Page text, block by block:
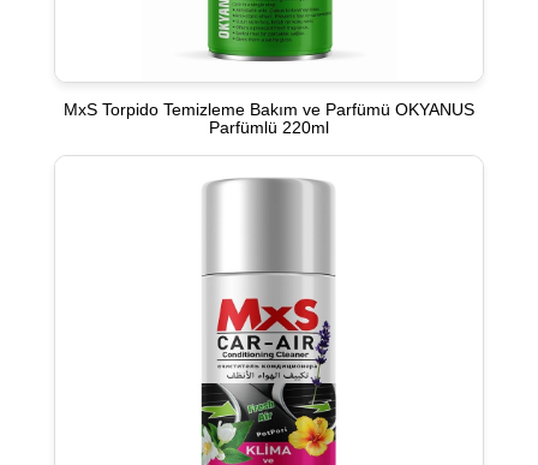
MxS Torpido Temizleme Bakım ve Parfümü OKYANUS
Parfümlü 220ml